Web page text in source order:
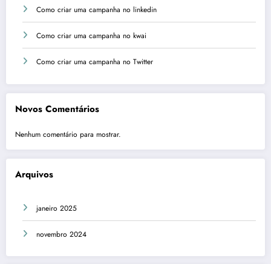
Como criar uma campanha no linkedin
Como criar uma campanha no kwai
Como criar uma campanha no Twitter
Novos Comentários
Nenhum comentário para mostrar.
Arquivos
janeiro 2025
novembro 2024